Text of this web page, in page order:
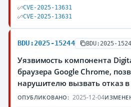
CVE-2025-13631
CVE-2025-13631
BDU:2025-15244 BDU:2025-
Уязвимость компонента
браузера Google Chrome,
нарушителю вызвать отказ
ОПУБЛИКОВАНО: 2025-12-04